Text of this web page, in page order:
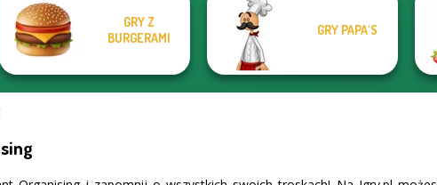
GRY Z
BURGERAMI
GRY PAPA'S